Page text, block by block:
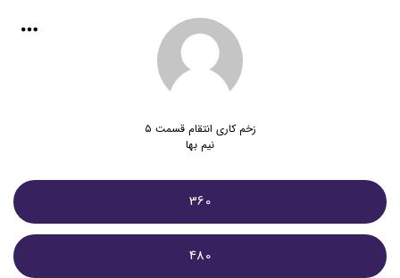
زخم کاری انتقام قسمت ۵
نیم بها
360
480